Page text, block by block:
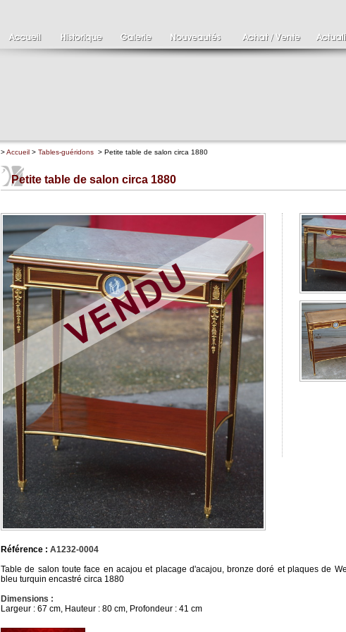
Clément SERVEAU 1886-
1972 "Portrait de Boxer"
Hui...
2 500 €
Paire de bougeoirs
XVIIIème
Paire de bougeoirs putti
tenant une torchère en
1 700 €
>Accueil > Tables-guéridons > Petite table de salon circa 1880
Petite table de salon circa 1880
Référence : A1232-0004
Table de salon toute face en acajou et placage d'acajou, bronze doré et plaques de
bleu turquin encastré circa 1880
Dimensions :
Largeur : 67 cm, Hauteur : 80 cm, Profondeur : 41 cm